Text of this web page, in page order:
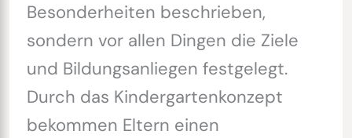
Besonderheiten beschrieben,
sondern vor allen Dingen die Ziele
und Bildungsanliegen festgelegt.
Durch das Kindergartenkonzept
bekommen Eltern einen